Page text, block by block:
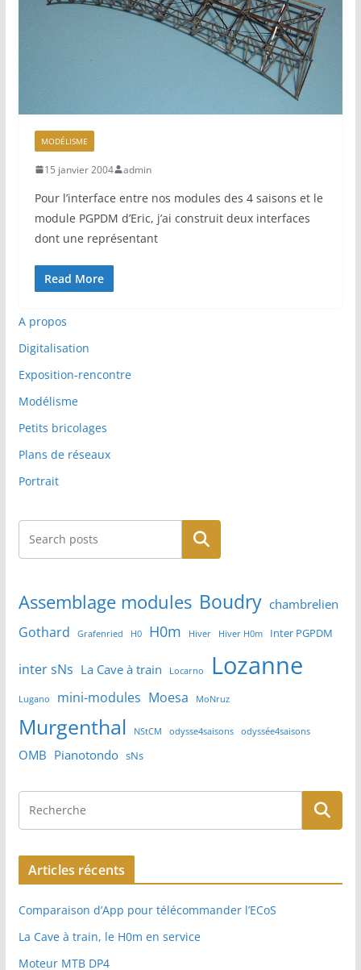
MODÉLISME
15 janvier 2004 admin
Pour l’interface entre nos modules des 4 saisons et le
module PGPDM d’Eric, j’ai construit deux interfaces
dont une représentant
Read More
A propos
Digitalisation
Exposition-rencontre
Modélisme
Petits bricolages
Plans de réseaux
Portrait
Rechercher
Assemblage modules Boudry chambrelien
Gothard Grafenried H0 H0m Hiver Hiver H0m Inter PGPDM
inter sNs La Cave à train Locarno Lozanne
Lugano mini-modules Moesa MoNruz
Murgenthal NStCM odysse4saisons odyssée4saisons
OMB Pianotondo sNs
Articles récents
Comparaison d’App pour télécommander l’ECoS
La Cave à train, le H0m en service
Moteur MTB DP4